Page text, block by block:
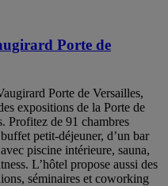
Porte de
Porte de Versailles,
expositions de la Porte de
Profitez de 91 chambres
petit-déjeuner, d’un bar
piscine intérieure, sauna,
L’hôtel propose aussi des
séminaires et coworking